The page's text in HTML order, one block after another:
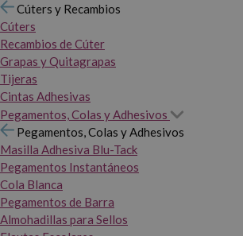
Cúters y Recambios
Cúters
Recambios de Cúter
Grapas y Quitagrapas
Tijeras
Cintas Adhesivas
Pegamentos, Colas y Adhesivos
Pegamentos, Colas y Adhesivos
Masilla Adhesiva Blu-Tack
Pegamentos Instantáneos
Cola Blanca
Pegamentos de Barra
Almohadillas para Sellos